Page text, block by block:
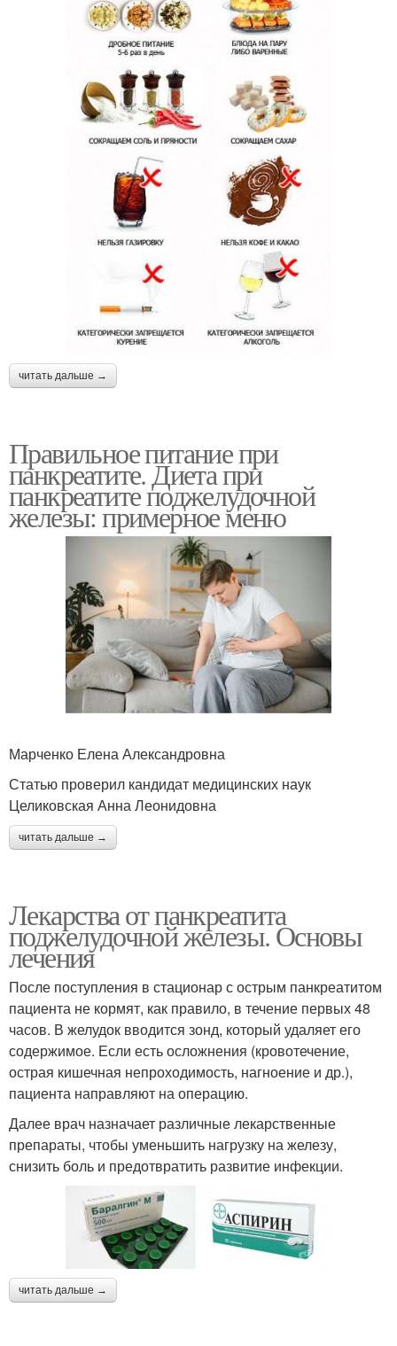
читать дальше →
Правильное питание при
панкреатите. Диета при
панкреатите поджелудочной
железы: примерное меню
Марченко Елена Александровна
Статью проверил кандидат медицинских наук
Целиковская Анна Леонидовна
читать дальше →
Лекарства от панкреатита
поджелудочной железы. Основы
лечения
После поступления в стационар с острым панкреатитом
пациента не кормят, как правило, в течение первых 48
часов. В желудок вводится зонд, который удаляет его
содержимое. Если есть осложнения (кровотечение,
острая кишечная непроходимость, нагноение и др.),
пациента направляют на операцию.
Далее врач назначает различные лекарственные
препараты, чтобы уменьшить нагрузку на железу,
снизить боль и предотвратить развитие инфекции.
читать дальше →